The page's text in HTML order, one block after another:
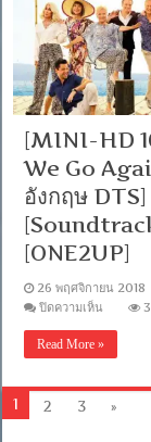
[บรรยาย
ไทย
+
อังกฤษ]
บรรยาย
+
ซับ
ไทย]
[MKV]
[MINI-HD
We Go
อังกฤษ
[ONE2UP]
26 พฤศจิกายน 2018
ปิดความเห็นบน
1080P]
Mia!
We
Read More »
1 2 3 »